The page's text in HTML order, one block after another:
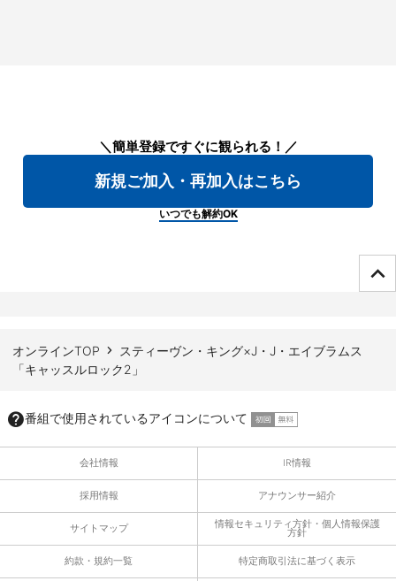
＼簡単登録ですぐに観られる！／
新規ご加入・再加入はこちら
いつでも解約OK
オンラインTOP
スティーヴン・キング×J・J・エイブラムス
「キャッスルロック2」
番組で使用されているアイコンについて
会社情報 IR情報
採用情報 アナウンサー紹介
サイトマップ 情報セキュリティ方針・個人情報保護
方針
約款・規約一覧 特定商取引法に基づく表示